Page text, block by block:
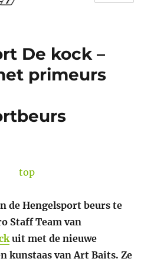
De kock –
primeurs
de Hengelsport beurs te
Staff Team van
uit met de nieuwe
kunstaas van Art Baits. Ze